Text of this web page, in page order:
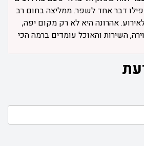
דבר אחד לשפר. ממליצה בחום רב
אהרונה היא לא רק מקום יפה,
השירות והאוכל עומדים ברמה הכי